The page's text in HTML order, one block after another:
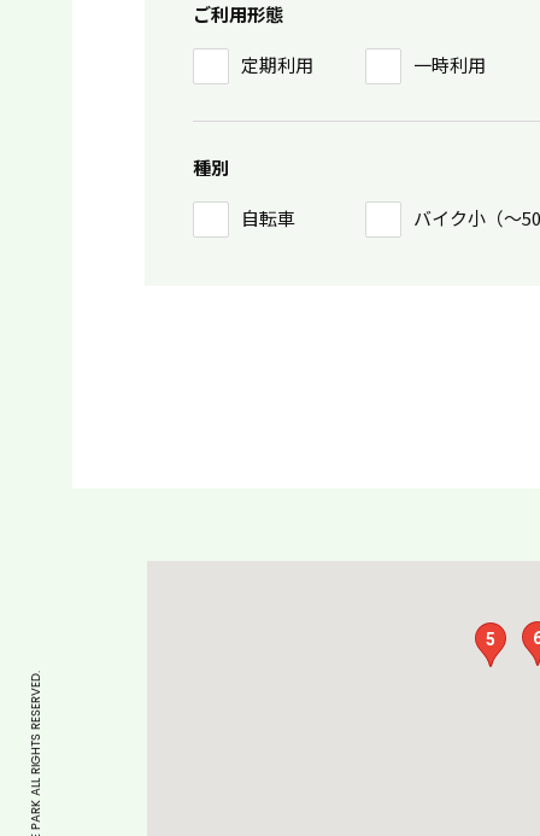
ご利用形態
定期利用
一時利用
種別
自転車
バイク小（〜
5